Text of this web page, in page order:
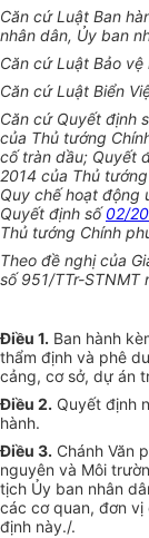
Căn cứ Luật Ban
nhân dân, Ủy ban
Căn cứ Luật Bảo
Căn cứ Luật Biển
Căn cứ Quyết định
của Thủ tướng
cố tràn dầu; Quyết
2014 của Thủ
Quy chế hoạt động
Quyết định số02/
Thủ tướng Chính
Theo đề nghị của
số 951/TTr-STNMT
Điều 1. Ban hành
thẩm định và phê
cảng, cơ sở, dự án
Điều 2. Quyết định
hành.
Điều 3. Chánh Văn
nguyên và Môi
tịch Ủy ban nhân
các cơ quan, đơn vị
định này./.